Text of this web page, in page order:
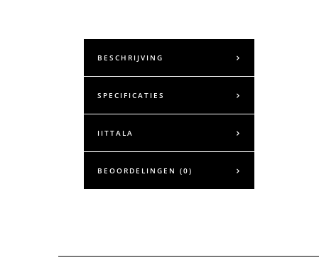
BESCHRIJVING
SPECIFICATIES
IITTALA
BEOORDELINGEN (0)